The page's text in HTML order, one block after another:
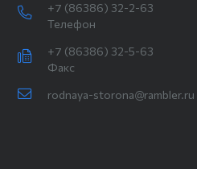
+7 (86386) 32-2-63
Телефон
+7 (86386) 32-5-63
Факс
rodnaya-storona@rambler.ru